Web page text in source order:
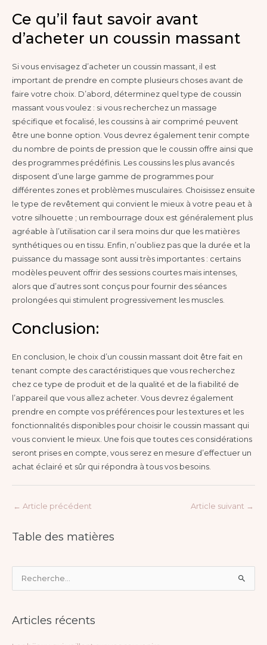
Ce qu’il faut savoir avant
d’acheter un coussin massant
Si vous envisagez d’acheter un coussin massant, il est
important de prendre en compte plusieurs choses avant de
faire votre choix. D’abord, déterminez quel type de coussin
massant vous voulez : si vous recherchez un massage
spécifique et focalisé, les coussins à air comprimé peuvent
être une bonne option. Vous devrez également tenir compte
du nombre de points de pression que le coussin offre ainsi que
des programmes prédéfinis. Les coussins les plus avancés
disposent d’une large gamme de programmes pour
différentes zones et problèmes musculaires. Choisissez ensuite
le type de revêtement qui convient le mieux à votre peau et à
votre silhouette ; un rembourrage doux est généralement plus
agréable à l’utilisation car il sera moins dur que les matières
synthétiques ou en tissu. Enfin, n’oubliez pas que la durée et la
puissance du massage sont aussi très importantes : certains
modèles peuvent offrir des sessions courtes mais intenses,
alors que d’autres sont conçus pour fournir des séances
prolongées qui stimulent progressivement les muscles.
Conclusion:
En conclusion, le choix d’un coussin massant doit être fait en
tenant compte des caractéristiques que vous recherchez
chez ce type de produit et de la qualité et de la fiabilité de
l’appareil que vous allez acheter. Vous devrez également
prendre en compte vos préférences pour les textures et les
fonctionnalités disponibles pour choisir le coussin massant qui
vous convient le mieux. Une fois que toutes ces considérations
seront prises en compte, vous serez en mesure d’effectuer un
achat éclairé et sûr qui répondra à tous vos besoins.
← Article précédent Article suivant →
Table des matières
hArticles récents